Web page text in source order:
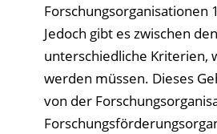
Forschungsorganisationen
Jedoch gibt es zwischen
unterschiedliche Kriterien,
werden müssen. Dieses
von der